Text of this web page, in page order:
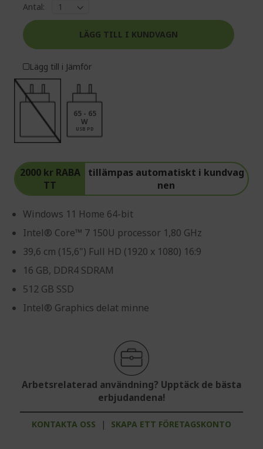
2000 kr RABA
TT
tillämpas automatiskt i kundvag
nen
Windows 11 Home 64-bit
Intel® Core™ 7 150U processor 1,80 GHz
39,6 cm (15,6") Full HD (1920 x 1080) 16:9
16 GB, DDR4 SDRAM
512 GB SSD
Intel® Graphics delat minne
Arbetsrelaterad användning? Upptäck de bästa
erbjudandena!
KONTAKTA OSS | SKAPA ETT FÖRETAGSKONTO
Antal:
LÄGG TILL I KUNDVAGN
Lägg till i Jämför
65 - 65
W
USB PD